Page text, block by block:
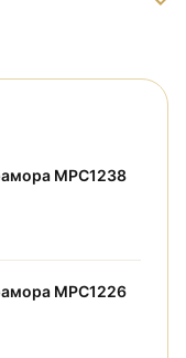
Памятник из серого мрамора МРС1238
Памятник из серого мрамора МРС1226